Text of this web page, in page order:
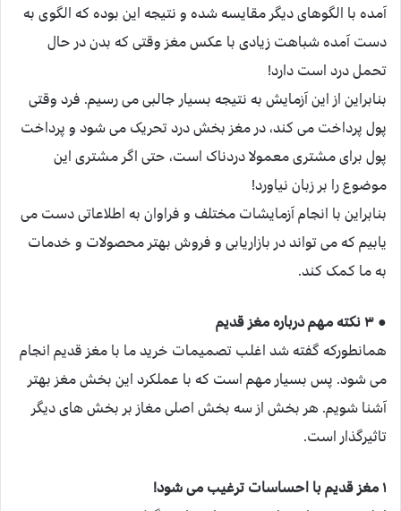
آمده با الگوهای دیگر مقایسه شده و نتیجه این بوده که الگوی به
دست آمده شباهت زیادی با عکس مغز وقتی که بدن در حال
تحمل درد است دارد!
بنابراین از این آزمایش به نتیجه بسیار جالبی می رسیم. فرد وقتی
پول پرداخت می کند، در مغز بخش درد تحریک می شود و پرداخت
پول برای مشتری معمولا دردناک است، حتی اگر مشتری این
موضوع را بر زبان نیاورد!
بنابراین با انجام آزمایشات مختلف و فراوان به اطلاعاتی دست می
یابیم که می تواند در بازاریابی و فروش بهتر محصولات و خدمات
به ما کمک کند.
● ۳ نکته مهم درباره مغز قدیم
همانطورکه گفته شد اغلب تصمیمات خرید ما با مغز قدیم انجام
می شود. پس بسیار مهم است که با عملکرد این بخش مغز بهتر
آشنا شویم. هر بخش از سه بخش اصلی مغاز بر بخش های دیگر
تاثیرگذار است.
۱ مغز قدیم با احساسات ترغیب می شود!